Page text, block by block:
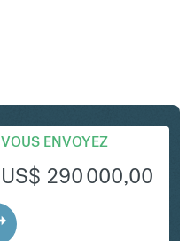
VOUS ENVOYEZ
US$ 290 000,00